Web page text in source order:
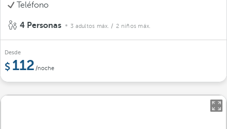
Teléfono
4 Personas 3 adultos máx. / 2 niños máx.
Desde
112 /noche